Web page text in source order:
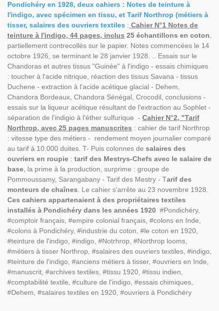
Pondichéry en 1928, deux cahiers : Notes de teinture à
l'indigo, avec spécimen en tissu, et Tarif Northrop (métiers à
tisser, salaires des ouvriers textiles : Cahier N°1 Notes de
teinture à l'indigo, 44 pages, inclus 25 échantillons en coton
partiellement contrecollés sur le papier. Notes commencées le 14
octobre 1926, se terminant le 28 janvier 1928. .. Essais sur le
Chandoras et autres tissus "Guinée" à l'indigo - essais chimiques
: toucher à l'acide nitrique, réaction des tissus Savana - tissus
Duchene - extraction à l'acide acétique glacial - Dehem,
Chandora Bordeaux, Chandora Sénégal, Crocodil, conclusions -
essais sur la liqueur acétique résultant de l'extraction au Sophlet -
séparation de l'indigio à l'éther sulfurique - Cahier N°2, "Tarif
Northrop, avec 25 pages manuscrites : cahier de tarif Northrop
: vitesse type des métiers - rendement moyen journalier comparé
au tarif à 10.000 duites. T- Puis colonnes de salaires des
ouvriers en roupie : tarif des Mestrys-Chefs avec le salaire de
base , la prime à la production, surprime : groupe de
Pommoussamy, Sarangabany - Tarif des Mestry - Tarif des
monteurs de chaînes . Le cahier s'arrête au 23 novembre 1928.
Ces cahiers appartenaient à des propriétaires textiles
installés à Pondichéry dans les années 1920 #Pondichéry,
#comptoir français, #empire colonial français, #colons en Inde,
#colons à Pondichéry, #industrie du coton, #le coton en 1920,
#teinture de l'indigo, #indigo, #Notrhrop, #Northrop looms,
#métiers à tisser Northrop, #salaires des ouvriers textiles, #indigo,
#teinture de l'indigo, #anciens métiers à tisser, #ouvriers en Inde,
#manuscrit, #archives textiles, #tissu 1920, #tissu indien,
#comptabilité textile, #culture de l'indigo, #essais chimiques,
#Dehem, #salaires textiles en 1920, #ouvriers à Pondichéry